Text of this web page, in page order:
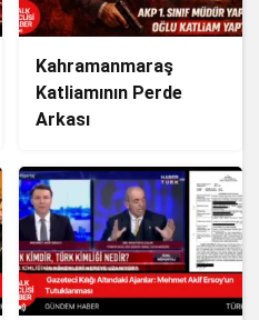
Kahramanmaraş
Katliamının Perde
Arkası